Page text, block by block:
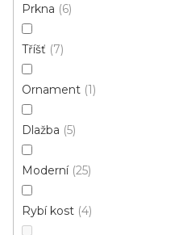
Prkna 6
Tříšť 7
Ornament 1
Dlažba 5
Moderní 25
Rybí kost 4
Akce